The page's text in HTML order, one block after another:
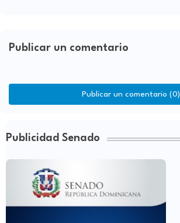
Publicar un comentario
Publicar un comentario (0)
Publicidad Senado